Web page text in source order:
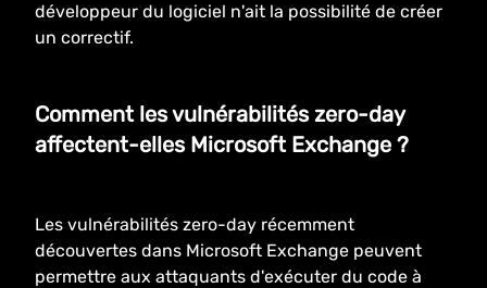
développeur du logiciel n'ait la possibilité de créer
un correctif.
Comment les vulnérabilités zero-day
affectent-elles Microsoft Exchange ?
Les vulnérabilités zero-day récemment
découvertes dans Microsoft Exchange peuvent
permettre aux attaquants d'exécuter du code à